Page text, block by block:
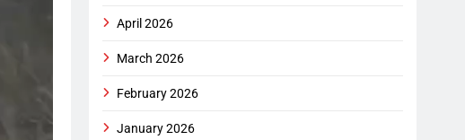
April 2026
March 2026
February 2026
January 2026